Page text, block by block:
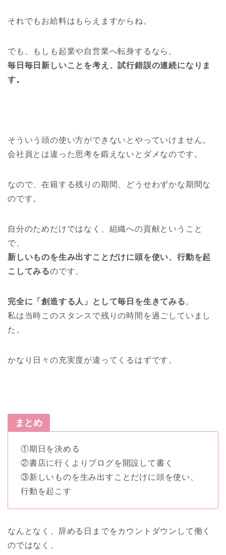
それでもお給料はもらえますからね。
でも、もしも起業や自営業へ転身するなら、
毎日毎日新しいことを考え、試行錯誤の連続になりま
す。
そういう頭の使い方ができないとやっていけません。
会社員とは違った思考を鍛えないとダメなのです。
なので、在籍する残りの期間、どうせわずかな期間な
のです。
自分のためだけではなく、組織への貢献ということ
で、
新しいものを生み出すことだけに頭を使い、行動を起
こしてみるのです。
完全に「創造する人」として毎日を生きてみる。
私は当時このスタンスで残りの時間を過ごしていまし
た。
かなり日々の充実度が違ってくるはずです。
まとめ
①期日を決める
②書店に行くよりブログを開設して書く
③新しいものを生み出すことだけに頭を使い、
行動を起こす
なんとなく、辞める日までをカウントダウンして働く
のではなく、